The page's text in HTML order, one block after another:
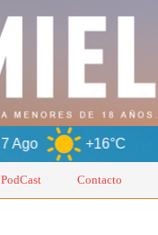
+16°C 8 Ago
PodCast Contacto